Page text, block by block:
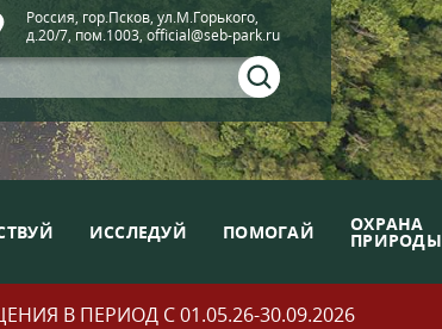
Россия, гор.Псков, ул.М.Горького,
д.20/7, пом.1003, official@seb-park.ru
ИССЛЕДУЙ ПОМОГАЙ ОХРАНА
ПРИРОДЫ
В ПЕРИОД С 01.05.26-30.09.2026